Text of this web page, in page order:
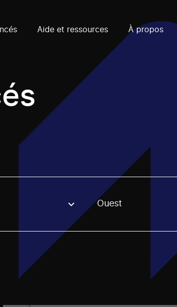
Aide et ressources À propos
regon. The filter will be applied when
Ouest